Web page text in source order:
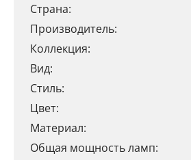
Страна:
Производитель:
Коллекция:
Вид:
Стиль:
Цвет:
Материал:
Общая мощность ламп: